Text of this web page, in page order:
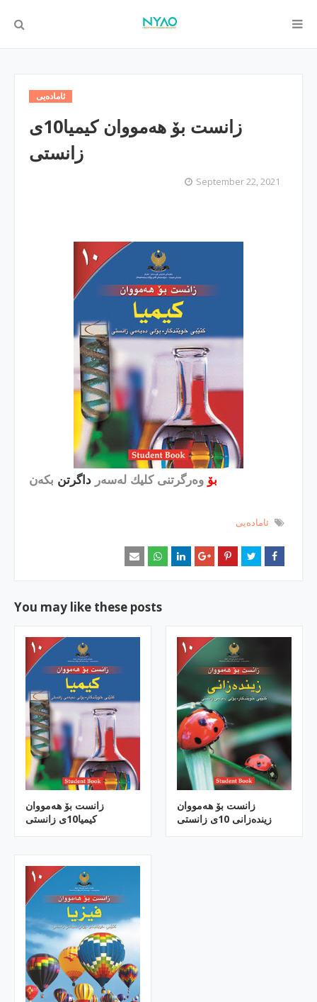
ئاماده‌یی
زانست بۆ هه‌مووان كیمیا10ی
زانستی
September 22, 2021
بۆ وه‌رگرتنی كلیك له‌سه‌ر داگرتن بكه‌ن
ئاماده‌یی
You may like these posts
زانست بۆ هه‌مووان
كیمیا10ی زانستی
زانست بۆ هه‌مووان
زینده‌زانی 10ی زانستی